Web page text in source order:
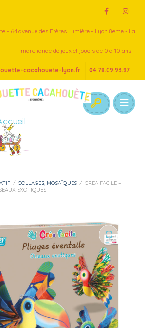
- 64 avenue des Frères Lumière - Lyon 8eme - La
marchande de jeux et jouets de 0 à 10 ans -
cacahouete-lyon.fr 04.78.09.93.97
/ COLLAGES, MOSAÏQUES / CREA FACILE –
EXOTIQUES